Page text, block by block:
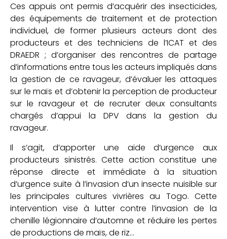
Ces appuis ont permis d’acquérir des insecticides,
des équipements de traitement et de protection
individuel, de former plusieurs acteurs dont des
producteurs et des techniciens de l’ICAT et des
DRAEDR ; d’organiser des rencontres de partage
d’informations entre tous les acteurs impliqués dans
la gestion de ce ravageur, d’évaluer les attaques
sur le maïs et d’obtenir la perception de producteur
sur le ravageur et de recruter deux consultants
chargés d’appui la DPV dans la gestion du
ravageur.
Il s’agit, d’apporter une aide d’urgence aux
producteurs sinistrés. Cette action constitue une
réponse directe et immédiate à la situation
d’urgence suite à l’invasion d’un insecte nuisible sur
les principales cultures vivrières au Togo. Cette
intervention vise à lutter contre l’invasion de la
chenille légionnaire d’automne et réduire les pertes
de productions de maïs, de riz…